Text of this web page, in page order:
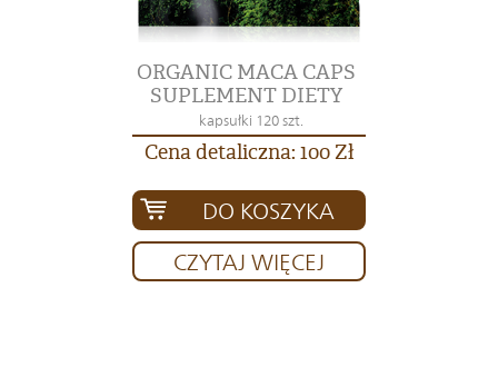
ORGANIC MACA CAPS
SUPLEMENT DIETY
kapsułki 120 szt.
Cena detaliczna: 100 Zł
DO KOSZYKA
CZYTAJ WIĘCEJ